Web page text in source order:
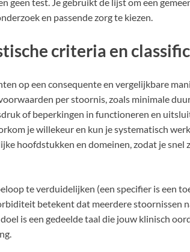
en passende zorg te kiezen.
criteria en
op een consequente en vergelijkbare
per stoornis, zoals minimale
of beperkingen in functioneren en
je willekeur en kun je systematisch
hoofdstukken en domeinen, zodat je snel
te verduidelijken (een specifier is een
betekent dat meerdere stoornissen
is een gedeelde taal die jouw klinisch